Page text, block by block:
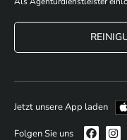
Jetzt unsere App laden
Folgen Sie uns